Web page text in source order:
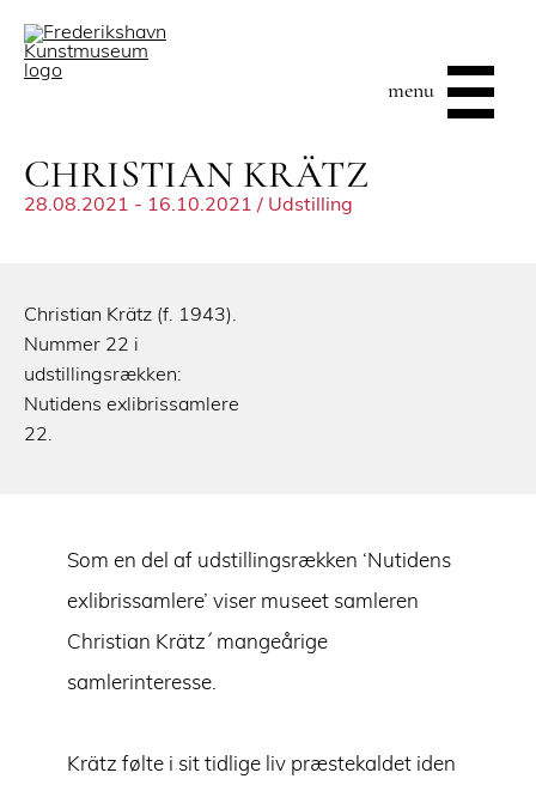
menu
CHRISTIAN KRÄTZ
28.08.2021 - 16.10.2021 / Udstilling
Christian Krätz (f. 1943).
Nummer 22 i
udstillingsrækken:
Nutidens exlibrissamlere
22.
Som en del af udstillingsrækken ‘Nutidens
exlibrissamlere’ viser museet samleren
Christian Krätz´ mangeårige
samlerinteresse.
Krätz følte i sit tidlige liv præstekaldet iden